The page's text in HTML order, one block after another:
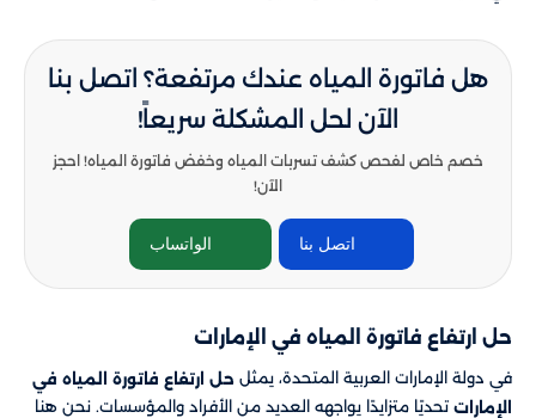
هل فاتورة المياه عندك مرتفعة؟ اتصل بنا
الآن لحل المشكلة سريعاً!
خصم خاص لفحص كشف تسربات المياه وخفض فاتورة المياه! احجز
الآن!
اتصل بنا الواتساب
حل ارتفاع فاتورة المياه في الإمارات
في دولة الإمارات العربية المتحدة، يمثل حل ارتفاع فاتورة المياه في
الإمارات تحديًا متزايدًا يواجهه العديد من الأفراد والمؤسسات. نحن هنا